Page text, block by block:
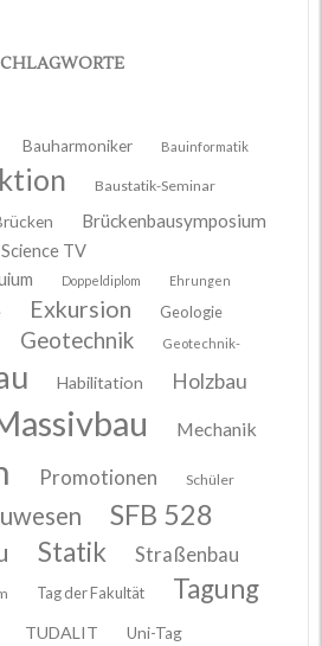
Bauharmoniker Bauinformatik
Baustatik-Seminar
Brückenbausymposium
TV
Doppeldiplom Ehrungen
Exkursion
Geologie
Geotechnik Geotechnik-
Habilitation Holzbau
Mechanik
Promotionen Schüler
SFB 528
Statik Straßenbau
Tag der Fakultät Tagung
TUDALIT Uni-Tag